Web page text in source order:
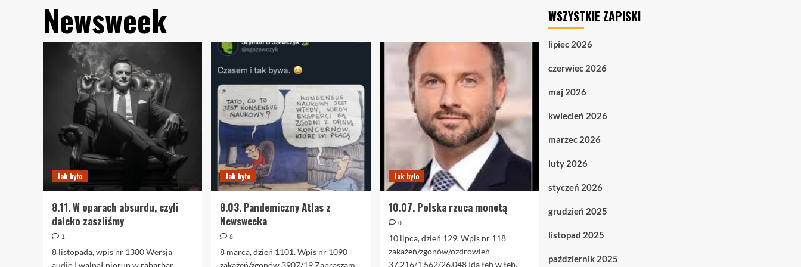
Newsweek
Jak było
8.11. W oparach absurdu, czyli
daleko zaszliśmy
1
8 listopada, wpis nr 1380 Wersja
Jak było
8.03. Pandemiczny Atlas z
Newsweeka
8
8 marca, dzień 1101. Wpis nr 1090
Jak było
10.07. Polska rzuca monetą
0
10 lipca, dzień 129. Wpis nr 118
zakażeń/zgonów/ozdrowień
37.216/1.562/26.048 Idą łeb w łeb.
WSZYSTKIE ZAPISKI
lipiec 2026
czerwiec 2026
maj 2026
kwiecień 2026
marzec 2026
luty 2026
styczeń 2026
grudzień 2025
listopad 2025
październik 2025